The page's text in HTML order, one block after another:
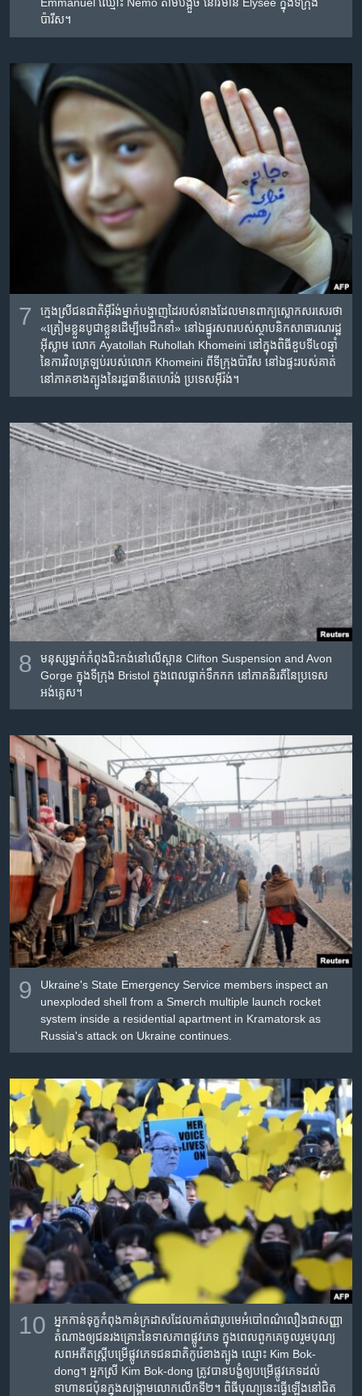
ប៉ារីស។
7
ក្មេង​ស្រី​ជន​ជាតិ​អ៊ីរ៉ង់​ម្នាក់​បង្ហាញ​ដៃ​របស់​នាង​ដែល​មាន​ពាក្យ​ស្លោក​សរសេរ​ថា​
«ត្រៀម​ខ្លួន​បូជា​ខ្លួន​​​ដើម្បី​មេដឹកនាំ» នៅ​ឯ​ផ្នូរ​សព​របស់​ស្ថាបនិក​សាធារណរដ្ឋ​
អ៊ីស្លាម លោក Ayatollah Ruhollah Khomeini នៅ​ក្នុង​ពិធី​ខួប​ទី​៤០​ឆ្នាំ​
នៃ​ការ​វិល​ត្រឡប់​របស់​លោក Khomeini ពី​ទីក្រុង​ប៉ារីស នៅ​ឯ​ផ្ទះ​របស់​គាត់​
នៅ​ភាគ​ខាងត្បូង​នៃ​រដ្ឋ​ធានី​តេហេរ៉ង់ ប្រទេស​អ៊ីរ៉ង់។
8
មនុស្ស​ម្នាក់​កំពុង​ជិះ​កង់​នៅ​លើ​ស្ពាន Clifton Suspension and Avon
Gorge ក្នុង​ទីក្រុង​ Bristol ក្នុង​ពេល​ធ្លាក់​ទឹក​កក​ នៅ​ភាគ​និរតី​នៃ​ប្រទេស​
អង់គ្លេស។
9
Ukraine's State Emergency Service members inspect an
unexploded shell from a Smerch multiple launch rocket
system inside a residential apartment in Kramatorsk as
Russia's attack on Ukraine continues.
10
អ្នក​កាន់​ទុក្ខ​កំពុង​កាន់​ក្រដាស​ដែល​កាត់​ជា​រូប​មេអំបៅ​ពណ៌​លឿង​​​ជា​សញ្ញា​
តំណាង​ឲ្យ​ជន​រងគ្រោះ​នៃ​ទាសភាព​ផ្លូវ​ភេទ ក្នុង​ពេល​ពួក​គេ​​ចូល​រួម​បុណ្យ​
សពអតីត​​ស្ត្រី​បម្រើ​ផ្លូវ​ភេទ​ជន​ជាតិ​កូរ៉េ​ខាង​ត្បូង ឈ្មោះ Kim Bok-
dong។ អ្នកស្រី Kim Bok-dong ត្រូវ​បាន​បង្ខំ​ឲ្យ​បម្រើ​ផ្លូវ​ភេទ​ដល់​
ទាហាន​ជប៉ុន​ក្នុង​សង្គ្រាម​លោក​លើក​ទី​២។ ពិធី​បុណ្យ​នេះ​ធ្វើ​ឡើ​ងនៅ​ជិត​